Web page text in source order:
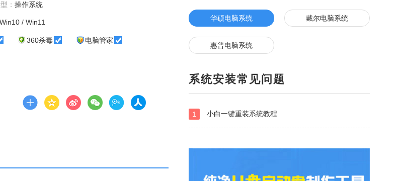
： 操作系统
/ Win11
360杀毒 电脑管家
华硕电脑系统 戴尔电脑系统
惠普电脑系统
系统安装常见问题
1 小白一键重装系统教程